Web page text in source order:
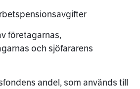
företagarnas,
och sjöfararens
andel, som används till